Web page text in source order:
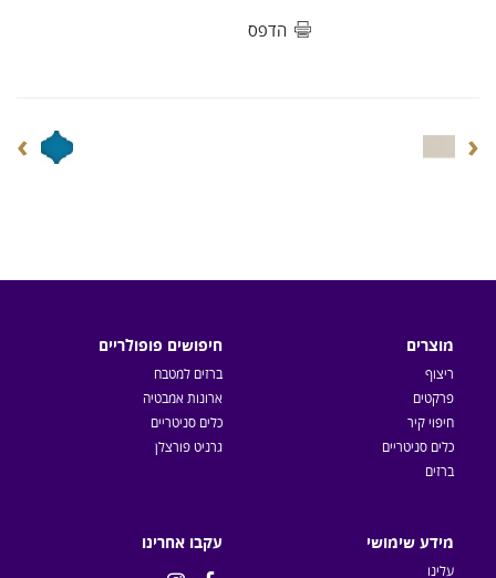
הדפס
‹
›
מוצרים
ריצוף
פרקטים
חיפוי קיר
כלים סניטריים
ברזים
חיפושים פופולריים
ברזים למטבח
ארונות אמבטיה
כלים סניטריים
גרניט פורצלן
מידע שימושי
עלינו
עקבו אחרינו